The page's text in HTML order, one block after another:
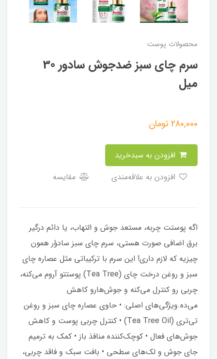
محصولات پوست
سرم چای سبز ضدجوش سادور 30
میل
280,000تومان
مقایسه
اگه پوستت چربه، مستعد جوش و التهاب، یا دائم درگیر
برق اضافی صورت هستی، سرم چای سبز سادؤر همون
چیزیه که لازم داری! این سرم با ترکیباتی مثل عصاره چای
سبز و روغن درخت چای (Tea Tree) پوستتو آروم می‌کنه،
چربی رو کنترل می‌کنه و جوش‌هارو کاهش
می‌ده.ویژگی‌های اصلی: • حاوی عصاره چای سبز و روغن
تی‌تری (Tea Tree Oil) • کنترل چربی پوست و کاهش
جوش‌های فعال • کوچک‌کننده منافذ باز • کمک به ترمیم
جای جوش و لک‌های سطحی • بافت سبک و فاقد چربی،